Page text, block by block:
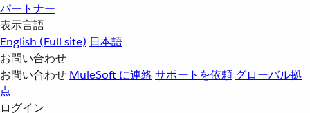
パートナー
表示言語
English (Full site) 日本語
お問い合わせ
お問い合わせ MuleSoft に連絡サポートを依頼 グローバル拠
点
ログイン